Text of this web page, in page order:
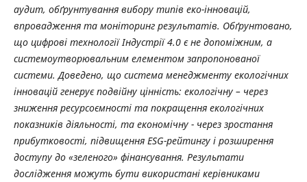
аудит, обґрунтування вибору типів еко-інновацій,
впровадження та моніторинг результатів. Обґрунтовано,
що цифрові технології Індустрії 4.0 є не допоміжним, а
системоутворювальним елементом запропонованої
системи. Доведено, що система менеджменту екологічних
інновацій генерує подвійну цінність: екологічну – через
зниження ресурсоємності та покращення екологічних
показників діяльності, та економічну - через зростання
прибутковості, підвищення ESG-рейтингу і розширення
доступу до «зеленого» фінансування. Результати
дослідження можуть бути використані керівниками